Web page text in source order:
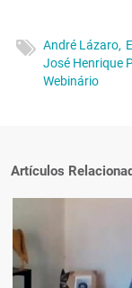
André Lázaro,
José Henrique
Webinário
Artículos